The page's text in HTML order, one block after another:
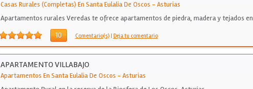
Casas Rurales (Completas) En Santa Eulalia De Oscos - Asturias
Apartamentos rurales Veredas te ofrece apartamentos de piedra, madera y tejados en
10 Comentario(s) | Deja tu comentario
APARTAMENTO VILLABAJO
Apartamentos En Santa Eulalia De Oscos - Asturias